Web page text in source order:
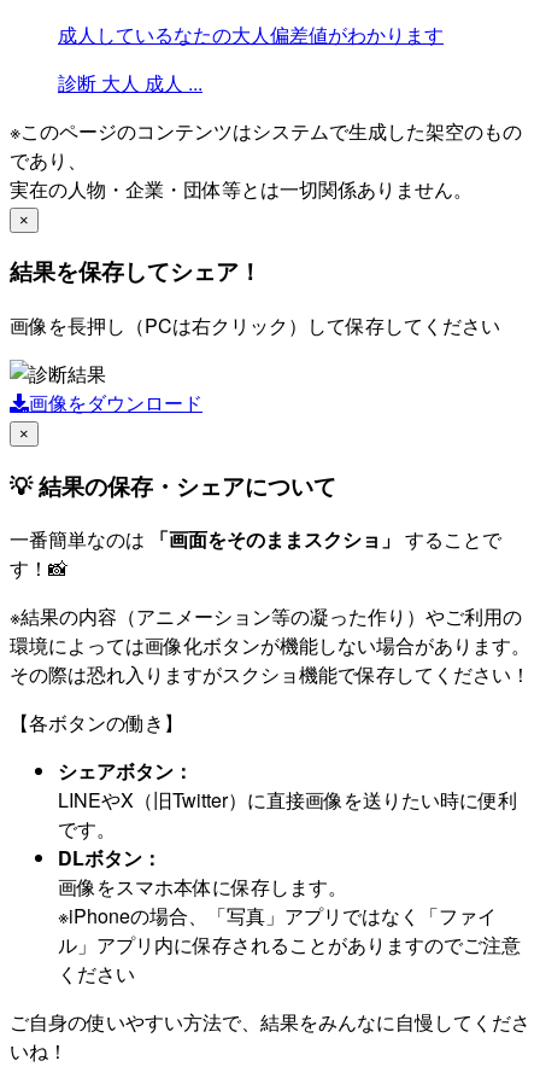
成人しているなたの大人偏差値がわかります
診断 大人 成人 ...
※このページのコンテンツはシステムで生成した架空のもの
であり、
実在の人物・企業・団体等とは一切関係ありません。
×
結果を保存してシェア！
画像を長押し（PCは右クリック）して保存してください
画像をダウンロード
×
💡 結果の保存・シェアについて
一番簡単なのは 「画面をそのままスクショ」 することで
す！📸
※結果の内容（アニメーション等の凝った作り）やご利用の
環境によっては画像化ボタンが機能しない場合があります。
その際は恐れ入りますがスクショ機能で保存してください！
【各ボタンの働き】
シェアボタン：
LINEやX（旧Twitter）に直接画像を送りたい時に便利
です。
DLボタン：
画像をスマホ本体に保存します。
※iPhoneの場合、「写真」アプリではなく「ファイ
ル」アプリ内に保存されることがありますのでご注意
ください
ご自身の使いやすい方法で、結果をみんなに自慢してくださ
いね！